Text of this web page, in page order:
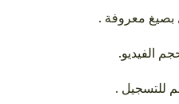
معروفة .
الفيديو.
للتسجيل .